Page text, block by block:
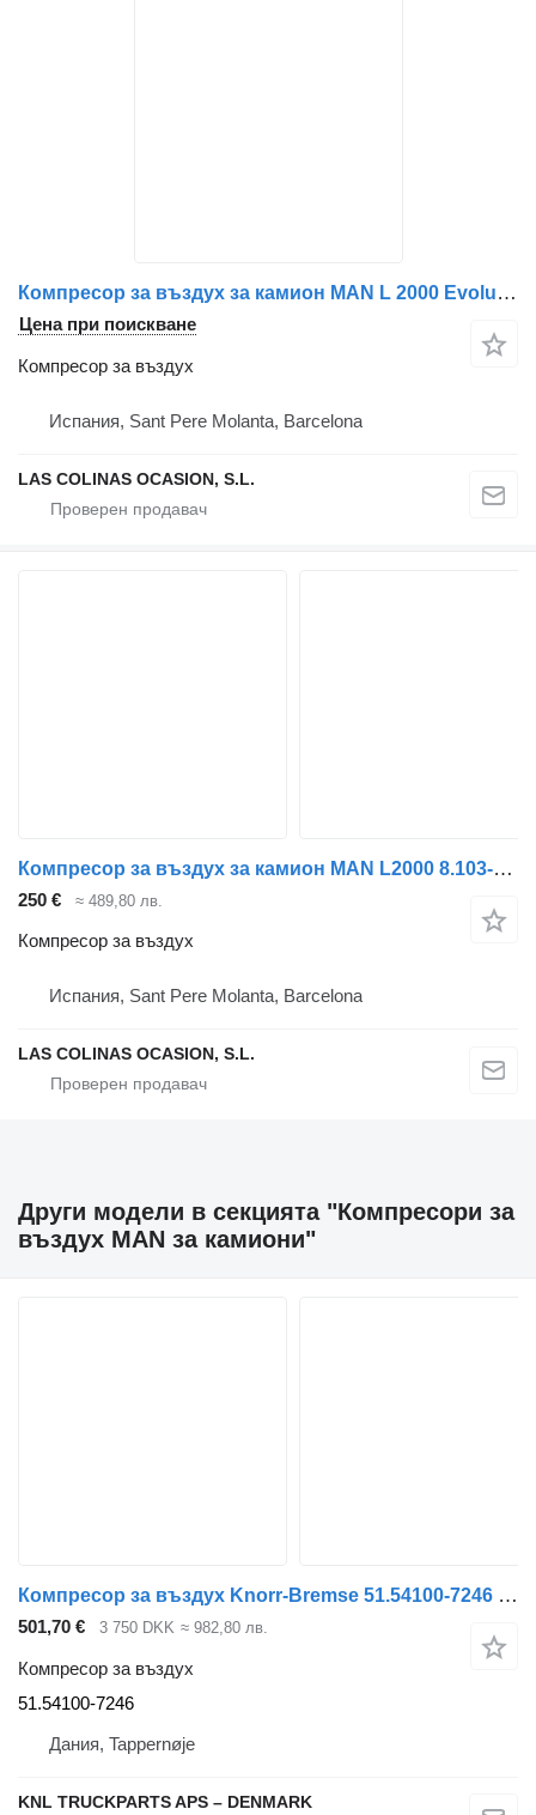
Компресор за въздух за камион MAN L 2000 Evolution
Цена при поискване
Компресор за въздух
Испания, Sant Pere Molanta, Barcelona
LAS COLINAS OCASION, S.L.
Компресор за въздух за камион MAN L2000 8.103-8.224 EUROI/II
250 € ≈ 489,80 лв.
Компресор за въздух
Испания, Sant Pere Molanta, Barcelona
LAS COLINAS OCASION, S.L.
Други модели в секцията "Компресори за
въздух MAN за камиони"
Компресор за въздух Knorr-Bremse 51.54100-7246 за камион MAN
501,70 € 3 750 DKK ≈ 982,80 лв.
Компресор за въздух
51.54100-7246
Дания, Tappernøje
KNL TRUCKPARTS APS – DENMARK